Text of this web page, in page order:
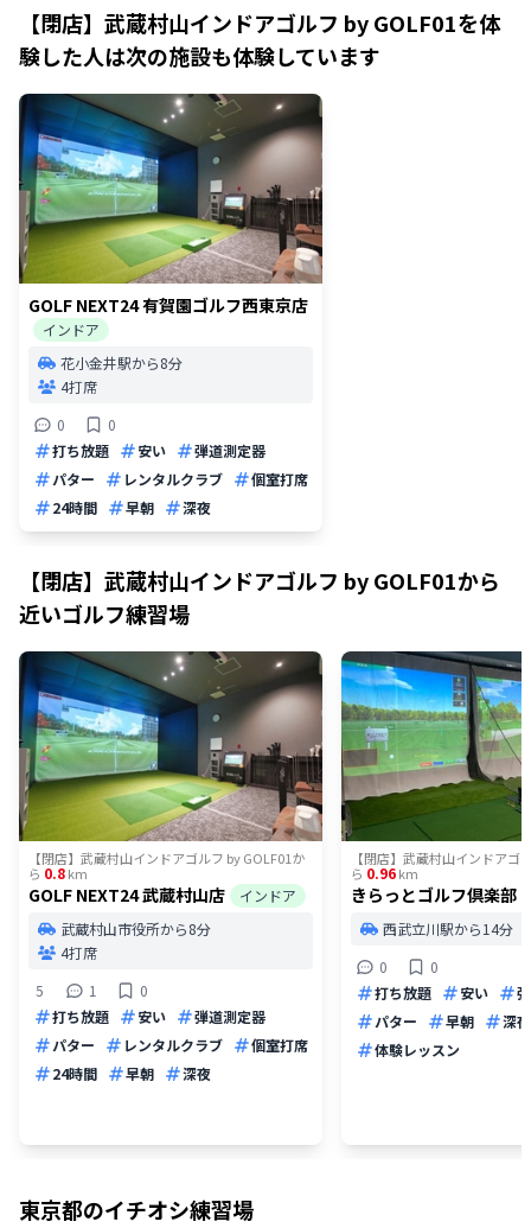
【閉店】武蔵村山インドアゴルフ by GOLF01を体
験した人は次の施設も体験しています
GOLF NEXT24 有賀園ゴルフ西東京店
インドア
花小金井駅から8分
4打席
0
0
打ち放題
安い
弾道測定器
パター
レンタルクラブ
個室打席
24時間
早朝 深夜
【閉店】武蔵村山インドアゴルフ by GOLF01から
近いゴルフ練習場
【閉店】武蔵村山インドアゴルフ by GOLF01か
ら 0.8km
GOLF NEXT24 武蔵村山店
インドア
武蔵村山市役所から8分
4打席
5
1
0
打ち放題
安い
弾道測定器
パター
レンタルクラブ
個室打席
24時間
早朝 深夜
【閉店】武蔵村山インドアゴ
ら 0.96km
きらっとゴルフ倶楽部
西武立川駅から14分
0
0
打ち放題
安い
パター
早朝
深夜
体験レッスン
東京都のイチオシ練習場